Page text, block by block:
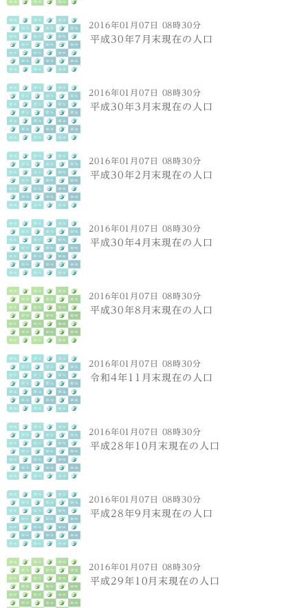
2016年01月07日 08時30分
平成30年7月末現在の人口
2016年01月07日 08時30分
平成30年3月末現在の人口
2016年01月07日 08時30分
平成30年2月末現在の人口
2016年01月07日 08時30分
平成30年4月末現在の人口
2016年01月07日 08時30分
平成30年8月末現在の人口
2016年01月07日 08時30分
令和4年11月末現在の人口
2016年01月07日 08時30分
平成28年10月末現在の人口
2016年01月07日 08時30分
平成28年9月末現在の人口
2016年01月07日 08時30分
平成29年10月末現在の人口